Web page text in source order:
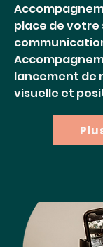
place de
lancement de
visuelle et